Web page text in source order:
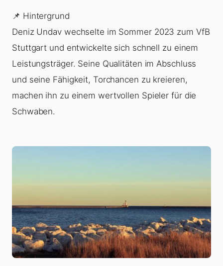
📌 Hintergrund
Deniz Undav wechselte im Sommer 2023 zum VfB
Stuttgart und entwickelte sich schnell zu einem
Leistungsträger. Seine Qualitäten im Abschluss
und seine Fähigkeit, Torchancen zu kreieren,
machen ihn zu einem wertvollen Spieler für die
Schwaben.